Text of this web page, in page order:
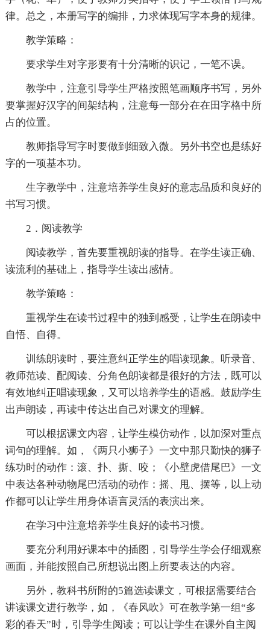
律。总之，本册写字的编排，力求体现写字本身的规律。
教学策略：
要求学生对字形要有十分清晰的识记，一笔不误。
教学中，注意引导学生严格按照笔画顺序书写，另外
要掌握好汉字的间架结构，注意每一部分在在田字格中所
占的位置。
教师指导写字时要做到细致入微。另外书空也是练好
字的一项基本功。
生字教学中，注意培养学生良好的意志品质和良好的
书写习惯。
2．阅读教学
阅读教学，首先要重视朗读的指导。在学生读正确、
读流利的基础上，指导学生读出感情。
教学策略：
重视学生在读书过程中的独到感受，让学生在朗读中
自悟、自得。
训练朗读时，要注意纠正学生的唱读现象。听录音、
教师范读、配阅读、分角色朗读都是很好的方法，既可以
有效地纠正唱读现象，又可以培养学生的语感。鼓励学生
出声朗读，再读中传达出自己对课文的理解。
可以根据课文内容，让学生模仿动作，以加深对重点
词句的理解。如，《两只小狮子》一文中那只勤快的狮子
练功时的动作：滚、扑、撕、咬；《小壁虎借尾巴》一文
中表达各种动物尾巴活动的动作：摇、甩、摆等，以上动
作都可以让学生用身体语言灵活的表演出来。
在学习中注意培养学生良好的读书习惯。
要充分利用好课本中的插图，引导学生学会仔细观察
画面，并能按照自己所想说出图上所要表达的内容。
另外，教科书所附的5篇选读课文，可根据需要结合
讲读课文进行教学，如，《春风吹》可在教学第一组“多
彩的春天”时，引导学生阅读；可以让学生在课外自主阅